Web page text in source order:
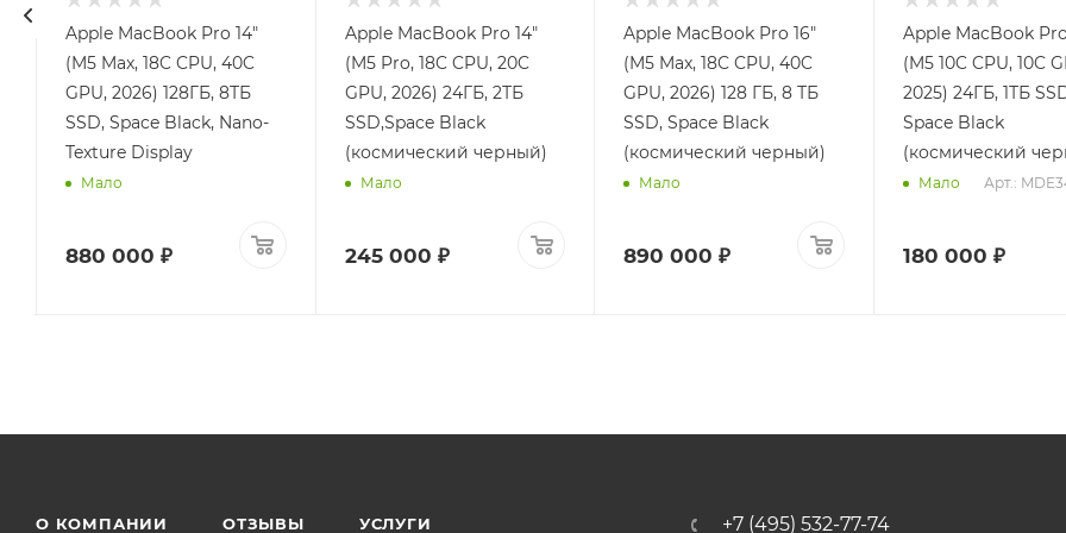
Apple MacBook Pro 14"
(M5 Max, 18C CPU, 40C
GPU, 2026) 128ГБ, 8ТБ
SSD, Space Black, Nano-
Texture Display
Мало
880 000 ₽
Apple MacBook Pro 14"
(M5 Pro, 18C CPU, 20C
GPU, 2026) 24ГБ, 2ТБ
SSD,Space Black
(космический черный)
Мало
245 000 ₽
Apple MacBook Pro 16"
(M5 Max, 18C CPU, 40C
GPU, 2026) 128 ГБ, 8 ТБ
SSD, Space Black
(космический черный)
Мало
890 000 ₽
Apple MacBook
(M5 10C CPU, 10C
2025) 24ГБ, 1ТБ
Space Black
(космический
Мало Арт.:
180 000 ₽
О КОМПАНИИ ОТЗЫВЫ УСЛУГИ +7 (495) 532-77-74